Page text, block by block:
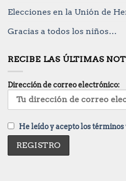
Elecciones en la Unión de
Gracias a todos los niños…
RECIBE LAS ÚLTIMAS
Dirección de correo electrónico:
He leído y acepto los